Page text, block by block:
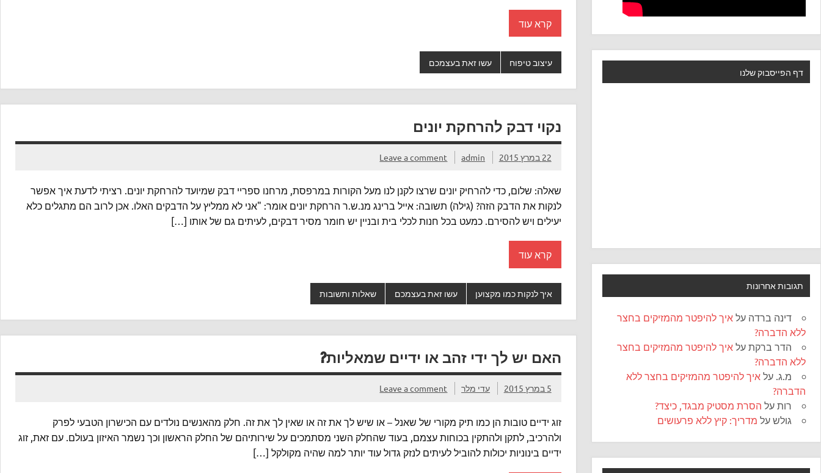
קרא עוד
עיצוב טיפוח עשו זאת בעצמכם
נקוי דבק להרחקת יונים
22 במרץ 2015 admin
Leave a comment
שאלה: שלום, כדי להרחיק יונים שרצו לקנן לנו מעל הקורות במרפסת, מרחנו ספריי דבק שמיועד להרחקת יונים. רציתי לדעת איך אפשר
לנקות את הדבק הזה? (גילה) תשובה: אייל ברינג מנ.ש.ר הרחקת יונים אומר: "אני לא ממליץ על הדבקים האלו. אכן לרוב הם מתגלים כלא
יעילים ויש להסירם. כמעט בכל חנות לכלי בית ובניין יש חומר מסיר דבקים, לעיתים גם של אותו […]
קרא עוד
איך לנקות כמו מקצוען עשו זאת בעצמכם שאלות ותשובות
האם יש לך ידי זהב או ידיים שמאליות?
5 במרץ 2015 עדי מלר Leave a comment
זוג ידיים טובות הן כמו תיק מקורי של שאנל – או שיש לך את זה או שאין לך את זה. חלק מהאנשים נולדים עם הכישרון הטבעי לפרק
ולהרכיב, לתקן ולהתקין בכוחות עצמם, בעוד שהחלק השני מסתמכים על שירותיהם של החלק הראשון וכך נשמר האיזון בעולם. עם זאת, זוג
ידיים בינוניות יכולות להוביל לעיתים לנזק גדול עוד יותר למה שהיה מקולקל […]
דף הפייסבוק שלנו
תגובות אחרונות
דינה ברדה על איך להיפטר מהמזיקים בחצר
ללא הדברה?
הדר ברקת על איך להיפטר מהמזיקים בחצר
ללא הדברה?
מ.ג. על איך להיפטר מהמזיקים בחצר ללא
הדברה?
רות על הסרת מסטיק מבגד, כיצד?
גולש על מדריך: קיץ ללא פרעושים